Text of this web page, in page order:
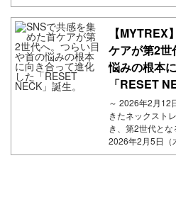
【
ケアが第2世
悩みの根本
「RESET
～ 2026年2月12
きたネックスト
き、第2世代と
2026年2月5日（